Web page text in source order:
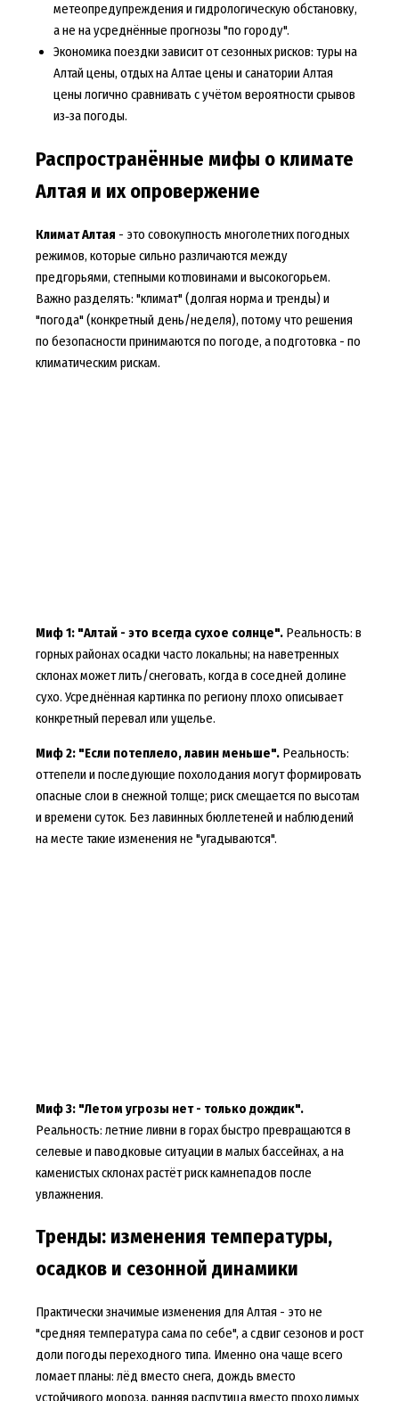
метеопредупреждения и гидрологическую обстановку,
а не на усреднённые прогнозы "по городу".
Экономика поездки зависит от сезонных рисков: туры на
Алтай цены, отдых на Алтае ценыисанатории Алтая
ценылогично сравнивать с учётом вероятности срывов
из‑за погоды.
Распространённые мифы о климате
Алтая и их опровержение
Климат Алтая - это совокупность многолетних погодных
режимов, которые сильно различаются между
предгорьями, степными котловинами и высокогорьем.
Важно разделять: "климат" (долгая норма и тренды) и
"погода" (конкретный день/неделя), потому что решения
по безопасности принимаются по погоде, а подготовка - по
климатическим рискам.
Миф 1: "Алтай - это всегда сухое солнце".Реальность: в
горных районах осадки часто локальны; на наветренных
склонах может лить/снеговать, когда в соседней долине
сухо. Усреднённая картинка по региону плохо описывает
конкретный перевал или ущелье.
Миф 2: "Если потеплело, лавин меньше".Реальность:
оттепели и последующие похолодания могут формировать
опасные слои в снежной толще; риск смещается по высотам
и времени суток. Без лавинных бюллетеней и наблюдений
на месте такие изменения не "угадываются".
Миф 3: "Летом угрозы нет - только дождик".
Реальность: летние ливни в горах быстро превращаются в
селевые и паводковые ситуации в малых бассейнах, а на
каменистых склонах растёт риск камнепадов после
увлажнения.
Тренды: изменения температуры,
осадков и сезонной динамики
Практически значимые изменения для Алтая - это не
"средняя температура сама по себе", а сдвиг сезонов и рост
доли погоды переходного типа. Именно она чаще всего
ломает планы: лёд вместо снега, дождь вместо
устойчивого мороза, ранняя распутица вместо проходимых